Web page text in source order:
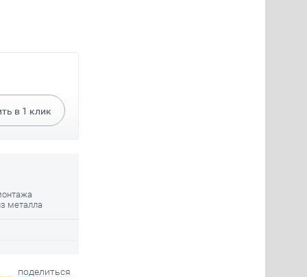
в 1 клик
металла
поделиться